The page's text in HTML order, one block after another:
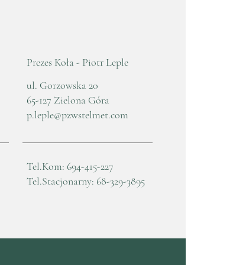
Prezes Koła - Piotr Leple
ul. Gorzowska 20
65-127 Zielona Góra
p.leple@pzwstelmet.com
Tel.Kom: 694-415-227
Tel.Stacjonarny: 68-329-3895